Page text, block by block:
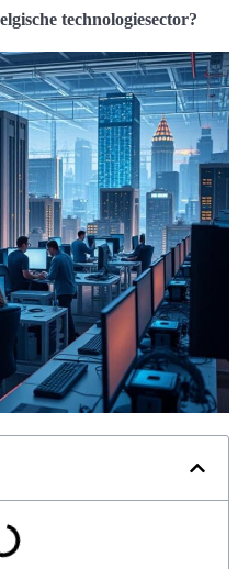
technologiesector?